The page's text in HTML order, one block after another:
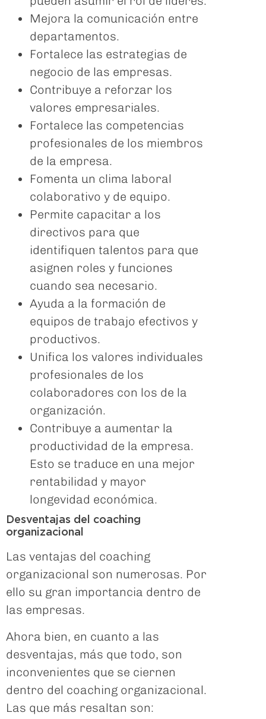
Mejora la comunicación entre
departamentos.
Fortalece las estrategias de
negocio de las empresas.
Contribuye a reforzar los
valores empresariales.
Fortalece las competencias
profesionales de los miembros
de la empresa.
Fomenta un clima laboral
colaborativo y de equipo.
Permite capacitar a los
directivos para que
identifiquen talentos para que
asignen roles y funciones
cuando sea necesario.
Ayuda a la formación de
equipos de trabajo efectivos y
productivos.
Unifica los valores individuales
profesionales de los
colaboradores con los de la
organización.
Contribuye a aumentar la
productividad de la empresa.
Esto se traduce en una mejor
rentabilidad y mayor
longevidad económica.
Desventajas del coaching
organizacional
Las ventajas del coaching
organizacional son numerosas. Por
ello su gran importancia dentro de
las empresas.
Ahora bien, en cuanto a las
desventajas, más que todo, son
inconvenientes que se ciernen
dentro del coaching organizacional.
Las que más resaltan son: